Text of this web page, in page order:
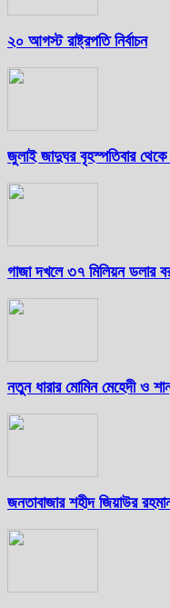
২০ আগস্ট রাষ্ট্রপতি নির্বাচন
জুলাই জাদুঘর বৃহস্পতিবার
গাজা দখলে ৩৭ মিলিয়ন ডলার
নতুন ধারার মোমিন মেহেদী ও
জনতাবাজার শহীদ জিয়াউর